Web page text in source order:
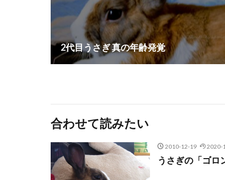
2代目うさぎ 真の年齢発覚
合わせて読みたい
2010-12-19 2020-
うさぎの「ゴロ